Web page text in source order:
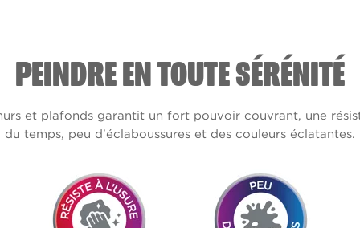
PEINDRE EN TOUTE SÉRÉNITÉ
et plafonds garantit un fort pouvoir couvrant, une
du temps, peu d'éclaboussures et des couleurs éclatantes.